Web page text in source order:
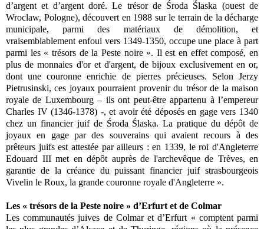
d’argent et d’argent doré. Le trésor de Środa Ślaska (ouest de
Wroclaw, Pologne), découvert en 1988 sur le terrain de la décharge
municipale, parmi des matériaux de démolition, et
vraisemblablement enfoui vers 1349-1350, occupe une place à part
parmi les « trésors de la Peste noire ». Il est en effet composé, en
plus de monnaies d'or et d'argent, de bijoux exclusivement en or,
dont une couronne enrichie de pierres précieuses. Selon Jerzy
Pietrusinski, ces joyaux pourraient provenir du trésor de la maison
royale de Luxembourg – ils ont peut-être appartenu à l’empereur
Charles IV (1346-1378) -, et avoir été déposés en gage vers 1340
chez un financier juif de Środa Ślaska. La pratique du dépôt de
joyaux en gage par des souverains qui avaient recours à des
prêteurs juifs est attestée par ailleurs : en 1339, le roi d'Angleterre
Edouard III met en dépôt auprès de l'archevêque de Trèves, en
garantie de la créance du puissant financier juif strasbourgeois
Vivelin le Roux, la grande couronne royale d'Angleterre ».
Les « trésors de la Peste noire » d’Erfurt et de Colmar
Les communautés juives de Colmar et d’Erfurt « comptent parmi